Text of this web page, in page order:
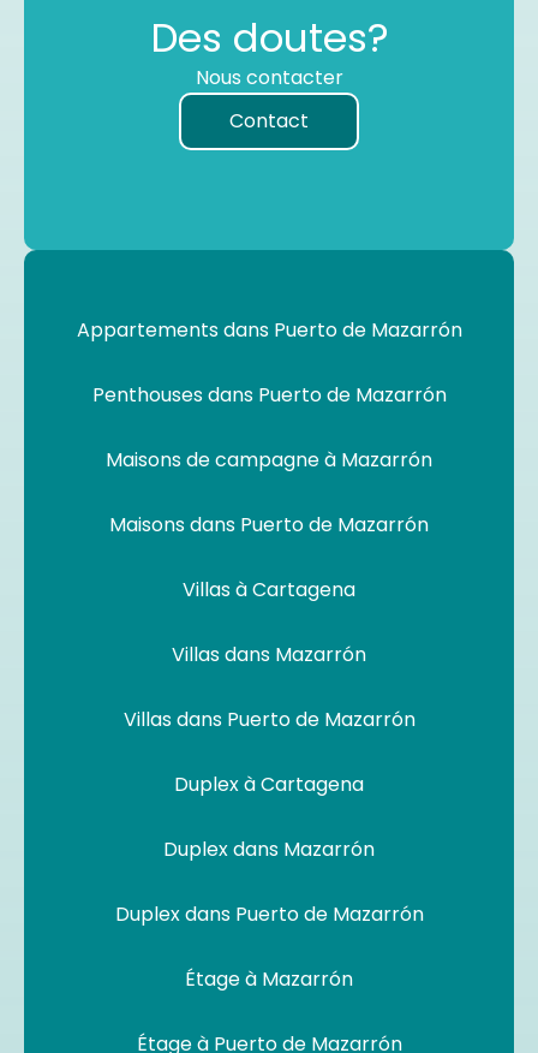
Des doutes?
Nous contacter
Contact
Appartements dans Puerto de Mazarrón
Penthouses dans Puerto de Mazarrón
Maisons de campagne à Mazarrón
Maisons dans Puerto de Mazarrón
Villas à Cartagena
Villas dans Mazarrón
Villas dans Puerto de Mazarrón
Duplex à Cartagena
Duplex dans Mazarrón
Duplex dans Puerto de Mazarrón
Étage à Mazarrón
Étage à Puerto de Mazarrón